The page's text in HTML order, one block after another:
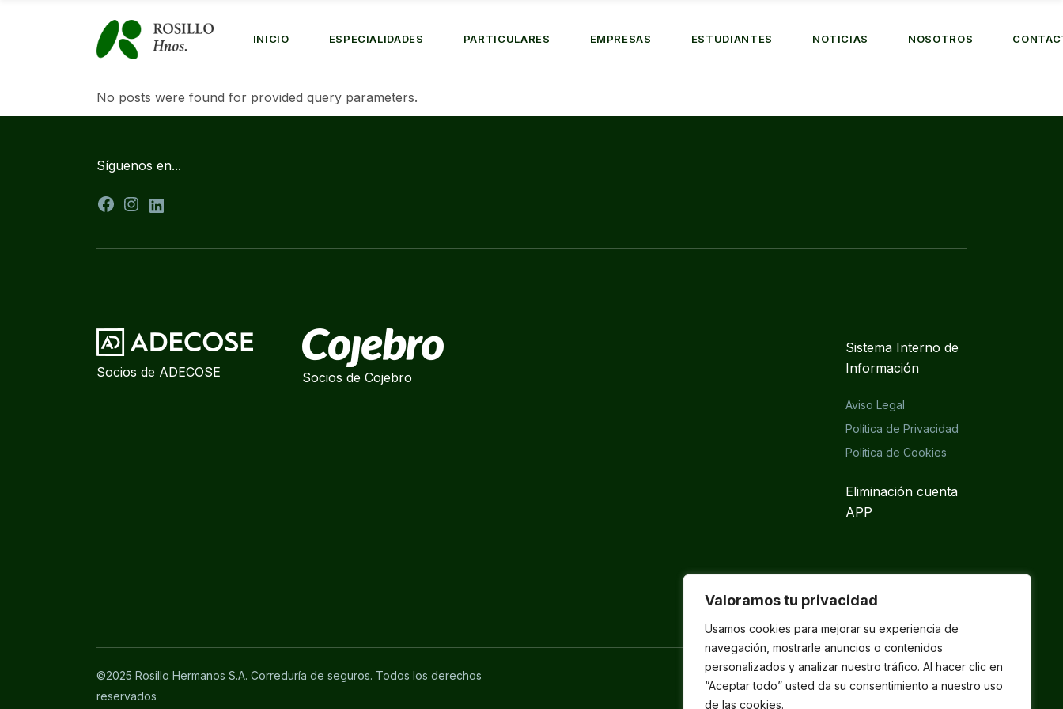
Valoramos tu privacidad
Usamos cookies para mejorar su experiencia de
navegación, mostrarle anuncios o contenidos
personalizados y analizar nuestro tráfico. Al hacer clic en
“Aceptar todo” usted da su consentimiento a nuestro uso
de las cookies.
INICIO ESPECIALIDADES PARTICULARES EMPRESAS ESTUDIANTES NOTICIAS NOSOTROS
No posts were found for provided query parameters.
Síguenos en...
Facebook
Instagram
LinkedIn
Socios de ADECOSE Socios de Cojebro
Sistema Interno de
Información
Aviso Legal
Política de Privacidad
Politica de Cookies
Eliminación cuenta
APP
©2025 Rosillo Hermanos S.A. Correduría de seguros. Todos los derechos
reservados